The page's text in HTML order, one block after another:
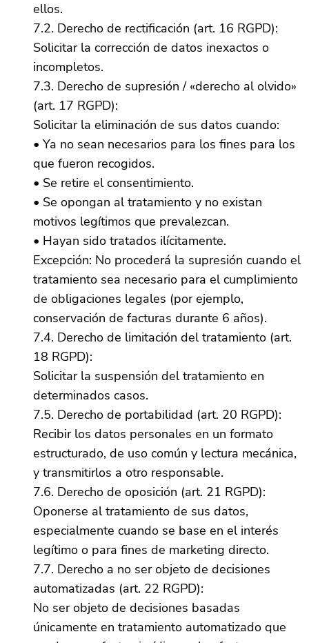
ellos.
7.2. Derecho de rectificación (art. 16 RGPD):
Solicitar la corrección de datos inexactos o
incompletos.
7.3. Derecho de supresión / «derecho al olvido»
(art. 17 RGPD):
Solicitar la eliminación de sus datos cuando:
• Ya no sean necesarios para los fines para los
que fueron recogidos.
• Se retire el consentimiento.
• Se opongan al tratamiento y no existan
motivos legítimos que prevalezcan.
• Hayan sido tratados ilícitamente.
Excepción: No procederá la supresión cuando el
tratamiento sea necesario para el cumplimiento
de obligaciones legales (por ejemplo,
conservación de facturas durante 6 años).
7.4. Derecho de limitación del tratamiento (art.
18 RGPD):
Solicitar la suspensión del tratamiento en
determinados casos.
7.5. Derecho de portabilidad (art. 20 RGPD):
Recibir los datos personales en un formato
estructurado, de uso común y lectura mecánica,
y transmitirlos a otro responsable.
7.6. Derecho de oposición (art. 21 RGPD):
Oponerse al tratamiento de sus datos,
especialmente cuando se base en el interés
legítimo o para fines de marketing directo.
7.7. Derecho a no ser objeto de decisiones
automatizadas (art. 22 RGPD):
No ser objeto de decisiones basadas
únicamente en tratamiento automatizado que